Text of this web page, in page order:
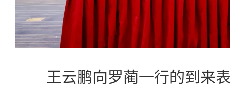
王云鹏向罗蔺一行的到来表